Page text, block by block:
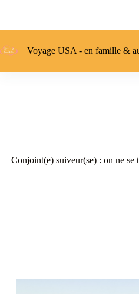
Voyage USA - en famille &
Conjoint(e) suiveur(se) : on ne se